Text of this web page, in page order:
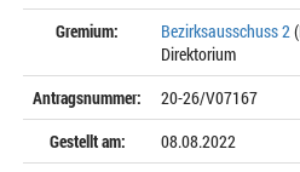
Gremium:
Bezirksausschuss 2
Direktorium
Antragsnummer:
20-26/V07167
Gestellt am:
08.08.2022